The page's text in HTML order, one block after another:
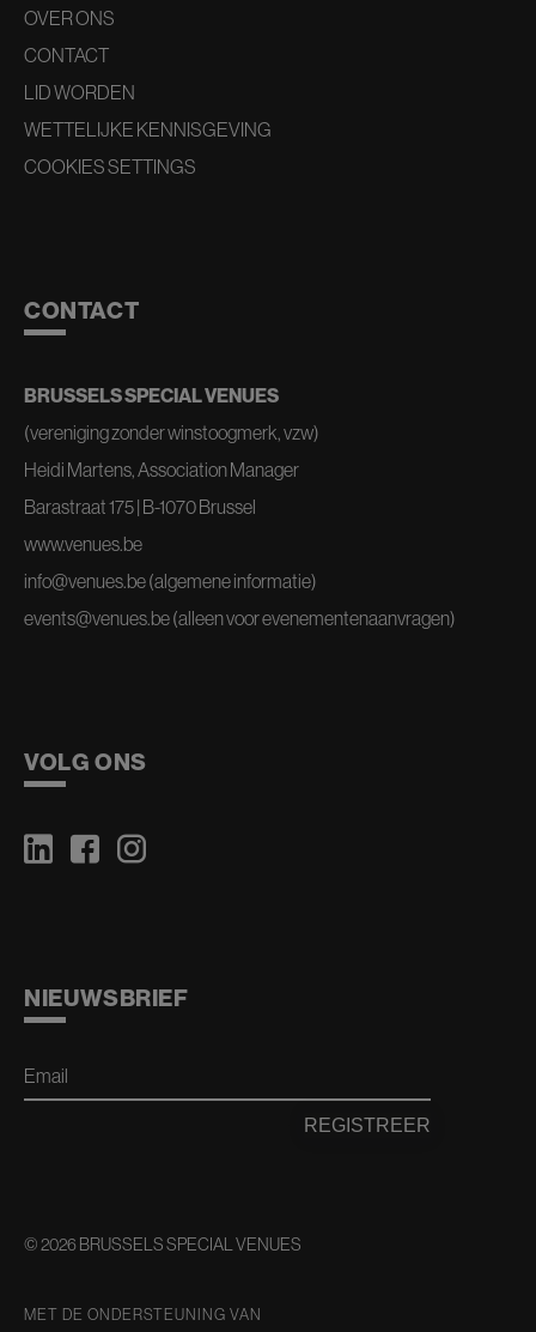
OVER ONS
CONTACT
LID WORDEN
WETTELIJKE KENNISGEVING
COOKIES SETTINGS
CONTACT
BRUSSELS SPECIAL VENUES
(vereniging zonder winstoogmerk, vzw)
Heidi Martens, Association Manager
Barastraat 175 | B-1070 Brussel
www.venues.be
info@venues.be(algemene informatie)
events@venues.be(alleen voor evenementenaanvragen)
VOLG ONS
NIEUWSBRIEF
Email
REGISTREER
© 2026 BRUSSELS SPECIAL VENUES
MET DE ONDERSTEUNING VAN